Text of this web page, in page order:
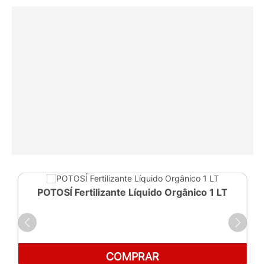
POTOSÍ Fertilizante Líquido Orgânico 1 LT
COMPRAR